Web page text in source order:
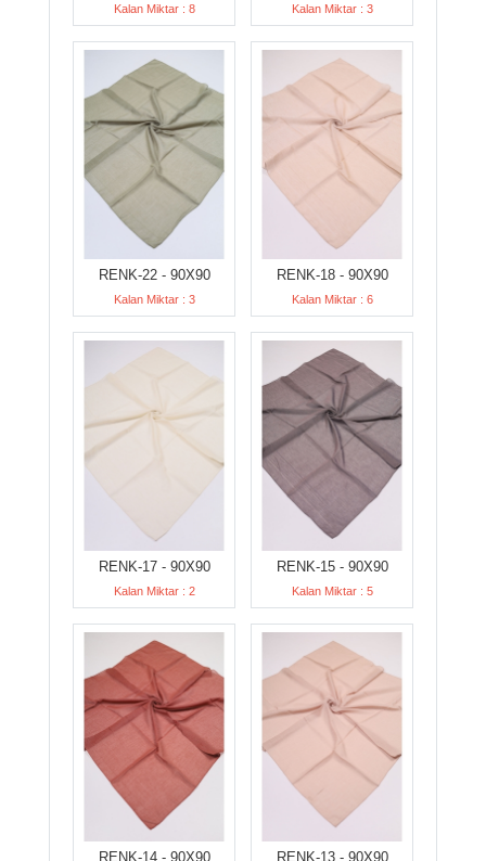
Kalan Miktar : 8 Kalan Miktar : 3
RENK-22 - 90X90
Kalan Miktar : 3
RENK-18 - 90X90
Kalan Miktar : 6
RENK-17 - 90X90
Kalan Miktar : 2
RENK-15 - 90X90
Kalan Miktar : 5
RENK-14 - 90X90 RENK-13 - 90X90